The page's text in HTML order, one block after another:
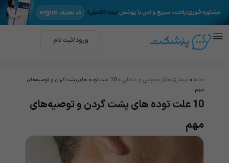
ورود/ثبت نام
خانه » بیماری های عمومی و داخلی »
10 علت توده های پشت گردن و توصیه‌های
مهم
10 علت توده های پشت گردن و توصیه‌های
مهم